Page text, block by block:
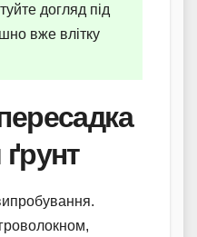
догляд під
вже влітку